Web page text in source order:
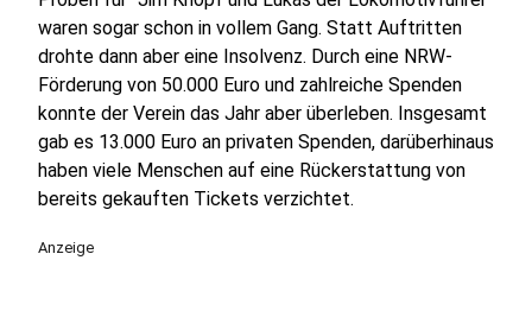
waren sogar schon in vollem Gang. Statt Auftritten
drohte dann aber eine Insolvenz. Durch eine NRW-
Förderung von 50.000 Euro und zahlreiche Spenden
konnte der Verein das Jahr aber überleben. Insgesamt
gab es 13.000 Euro an privaten Spenden, darüberhinaus
haben viele Menschen auf eine Rückerstattung von
bereits gekauften Tickets verzichtet.
Anzeige